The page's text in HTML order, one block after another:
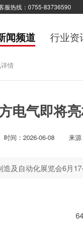
服热线：0755-83736590
闻频道 行业资
情
电气即将
时间： 2026-06-08 来源
及自动化展览会6月